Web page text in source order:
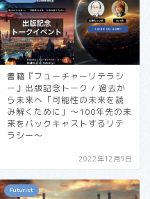
書籍『フューチャーリテラシ
ー』出版記念トーク / 過去か
ら未来へ「可能性の未来を読
み解くために」〜100年先の未
来をバックキャストするリテ
ラシー〜
2022年12月9日
Futurist